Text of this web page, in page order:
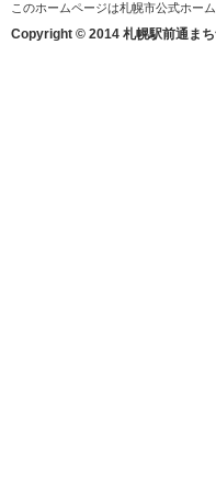
このホームページは札幌市公式ホー
Copyright © 2014 札幌駅前通ま